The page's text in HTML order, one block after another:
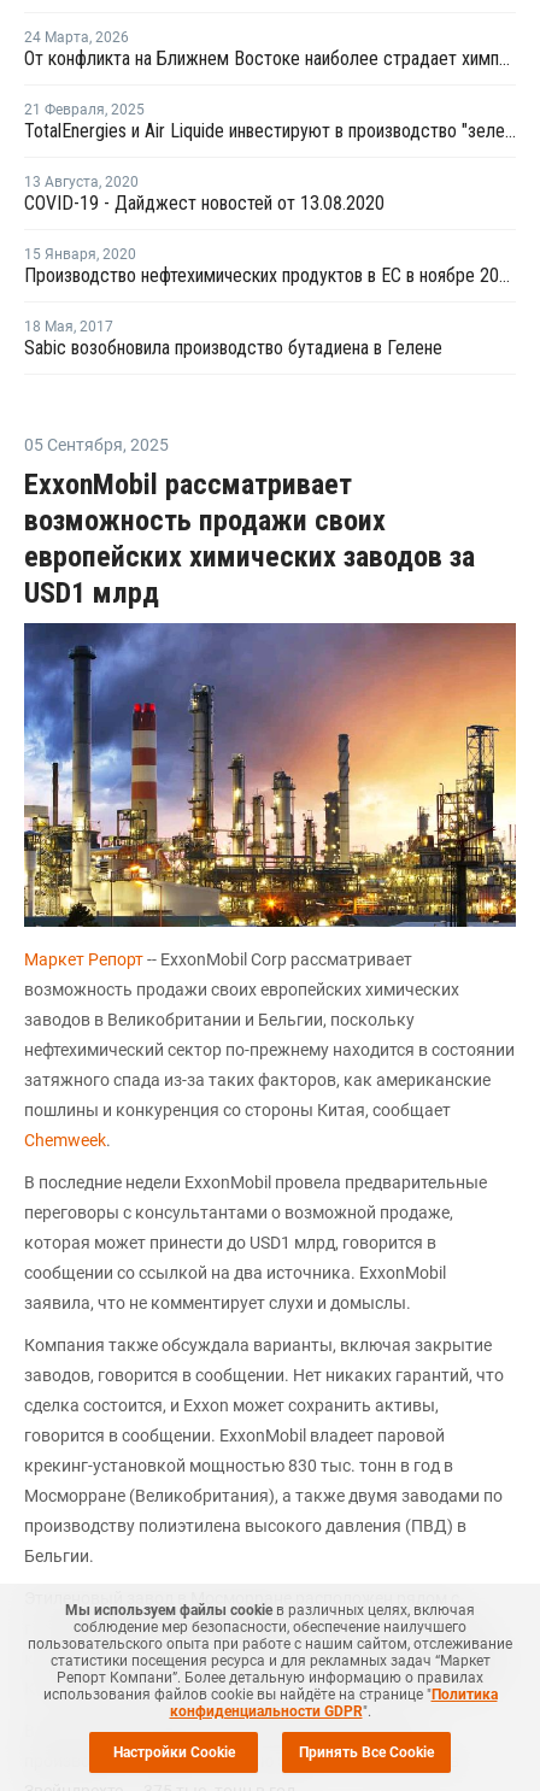
24 Марта, 2026
От конфликта на Ближнем Востоке наиболее страдает химпром Европы и Азии
21 Февраля, 2025
TotalEnergies и Air Liquide инвестируют в производство "зеленого" водорода
13 Августа, 2020
COVID-19 - Дайджест новостей от 13.08.2020
15 Января, 2020
Производство нефтехимических продуктов в ЕС в ноябре 2019 года снизилось на 1,7%
18 Мая, 2017
Sabic возобновила производство бутадиена в Гелене
05 Сентября, 2025
ExxonMobil рассматривает
возможность продажи своих
европейских химических заводов за
USD1 млрд
Маркет Репорт-- ExxonMobil Corp рассматривает
возможность продажи своих европейских химических
заводов в Великобритании и Бельгии, поскольку
нефтехимический сектор по-прежнему находится в состоянии
затяжного спада из-за таких факторов, как американские
пошлины и конкуренция со стороны Китая, сообщает
Chemweek.
В последние недели ExxonMobil провела предварительные
переговоры с консультантами о возможной продаже,
которая может принести до USD1 млрд, говорится в
сообщении со ссылкой на два источника. ExxonMobil
заявила, что не комментирует слухи и домыслы.
Компания также обсуждала варианты, включая закрытие
заводов, говорится в сообщении. Нет никаких гарантий, что
сделка состоится, и Exxon может сохранить активы,
говорится в сообщении. ExxonMobil владеет паровой
крекинг-установкой мощностью 830 тыс. тонн в год в
Мосморране (Великобритания), а также двумя заводами по
производству полиэтилена высокого давления (ПВД) в
Бельгии.
Этиленовый завод в Мосморране расположен рядом с
газовым и сжиженным газом компании Shell PLC в Файфе,
который поставляет этановое сырье для крекинг-установки.
Компании делят мощности крекинга в соотношении 50/50.
В Бельгии ExxonMobil располагает мощностями по
производству ПВД мощностью 500 тыс. тонн в год, а в
Мы используем файлы cookie в различных целях, включая
соблюдение мер безопасности, обеспечение наилучшего
пользовательского опыта при работе с нашим сайтом, отслеживание
статистики посещения ресурса и для рекламных задач “Маркет
Репорт Компани”. Более детальную информацию о правилах
использования файлов cookie вы найдёте на странице "Политика
конфиденциальности GDPR".
Настройки Cookie Принять Все Cookie